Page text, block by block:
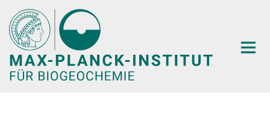
Hauptinhalt